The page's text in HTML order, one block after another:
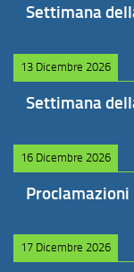
Settimana
13 Dicembre 2026
Settimana
16 Dicembre 2026
17 Dicembre 2026